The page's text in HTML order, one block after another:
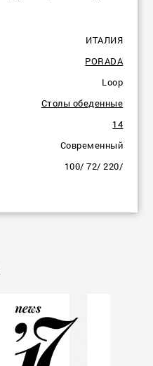
ИТАЛИЯ
PORADA
Loop
Столы обеденные
14
Современный
100/ 72/ 220/